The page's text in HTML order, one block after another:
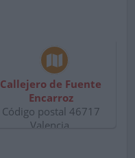
Callejero de Fuente
Encarroz
Código postal 46717
Valencia.